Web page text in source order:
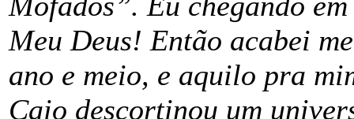
Meu Deus! Então acabei
ano e meio, e aquilo pra
Caio descortinou um